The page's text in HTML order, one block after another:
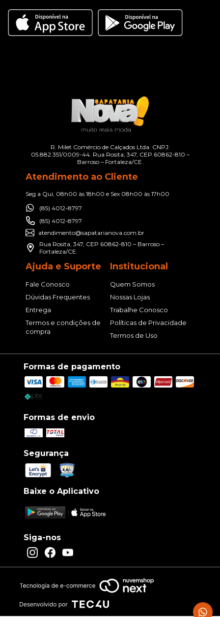
R. Milet Comércio de Calçados Ltda. CNPJ:
05.882.351/0009-44. Rua Rosita, 347, CEP 60862-810 –
Barroso – Fortaleza/CE.
Atendimento ao Cliente
Seg a Qui, 08h00 às 18h00 e Sex 08h00 às 17h00
(85) 4012-8797
(85) 4012-8797
atendimento@sapatarianova.com.br
Rua Rosita, 347, CEP 60862-810 – Barroso –
Fortaleza/CE.
Ajuda e Suporte
Fale Conosco
Dúvidas Frequentes
Entrega
Termos e condições de
compra
Institucional
Quem Somos
Nossas Lojas
Trabalhe Conosco
Políticas de Privacidade
Termos de Uso
Formas de pagamento
Formas de envio
Segurança
Baixe o Aplicativo
Siga-nos